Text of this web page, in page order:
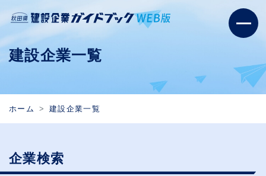
建設企業一覧
ホーム 建設企業一覧
企業検索